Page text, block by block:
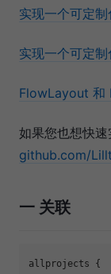
实现一个可定
实现一个可定
FlowLayout 和
如果您也想快
github.com/
一 关联
allprojects {